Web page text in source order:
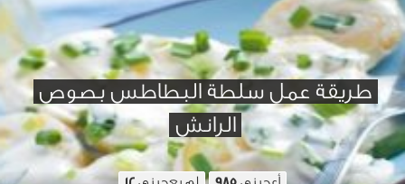
طريقة عمل سلطة البطاطس بصوص
الرانش